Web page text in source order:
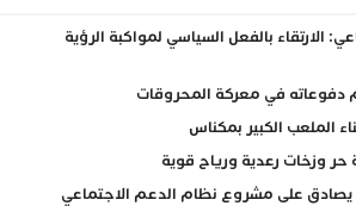
الارتقاء بالفعل السياسي لمواكبة الرؤية
دفوعاته في معركة المحروقات
حر وزخات رعدية ورياح قوية
على مشروع نظام الدعم الاجتماعي